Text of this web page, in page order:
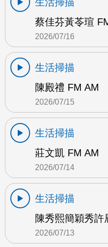
蔡佳芬黃苓瑄
2026/07/16
生活掃描
陳殿禮 FM AM
2026/07/15
生活掃描
莊文凱 FM AM
2026/07/14
生活掃描
陳秀熙簡穎秀許
2026/07/13